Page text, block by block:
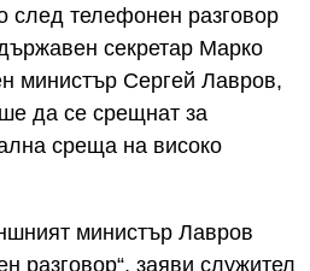
след телефонен разговор
секретар Марко
министър Сергей Лавров,
да се срещнат за
среща на високо
министър Лавров
разговор“, заяви служител